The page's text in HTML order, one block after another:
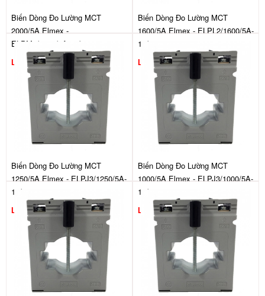
Biến Dòng Đo Lường MCT
2000/5A Elmex -
ELPM2/2000/5A-15/1
Liên hệ
Biến Dòng Đo Lường MCT
1600/5A Elmex - ELPL2/1600/5A-
15/1
Liên hệ
Biến Dòng Đo Lường MCT
1250/5A Elmex - ELPJ3/1250/5A-
10/1
Liên hệ
Biến Dòng Đo Lường MCT
1000/5A Elmex - ELPJ3/1000/5A-
10/1
Liên hệ